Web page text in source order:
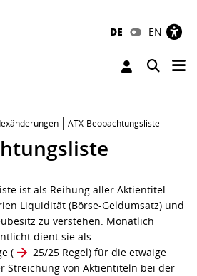
DE EN
Toggle
ATX-Beobachtungsliste
ist als Reihung aller Aktientitel
Liquidität (Börse-Geldumsatz) und
zu verstehen. Monatlich
dient sie als
(
25/25 Regel) für die etwaige
Streichung von Aktientiteln bei der